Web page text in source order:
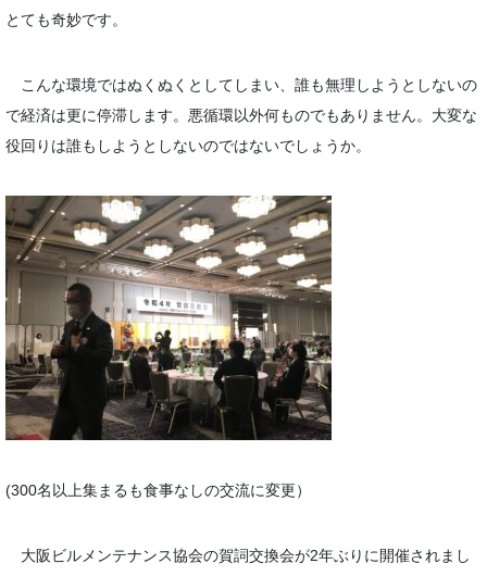
とても奇妙です。
こんな環境ではぬくぬくとしてしまい、誰も無理しようとしないの
で経済は更に停滞します。悪循環以外何ものでもありません。大変な
役回りは誰もしようとしないのではないでしょうか。
(300名以上集まるも食事なしの交流に変更）
大阪ビルメンテナンス協会の賀詞交換会が2年ぶりに開催されまし